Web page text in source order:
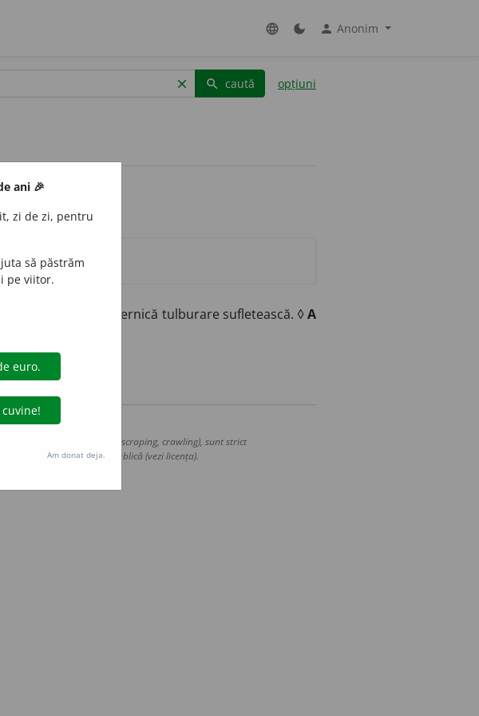
language dark_mode person Anonim
clear search caută opțiuni
Care provoacă o puternică tulburare sufletească. ◊A
/<fr.
dexonline.ro)
extragere automată (web scraping, crawling), sunt strict
oficial spre utilizare publică (vezi licența).
ani 🎉
zi de zi, pentru
să păstrăm
pe viitor.
Am donat deja.